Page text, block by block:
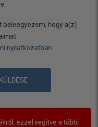
beleegyezem, hogy a(z)
nyilatkozatban
ezzel segítve a többi